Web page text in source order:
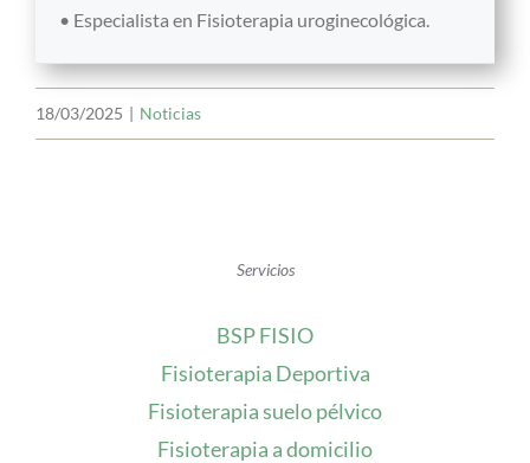
• Especialista en Fisioterapia uroginecológica.
18/03/2025 | Noticias
Servicios
BSP FISIO
Fisioterapia Deportiva
Fisioterapia suelo pélvico
Fisioterapia a domicilio